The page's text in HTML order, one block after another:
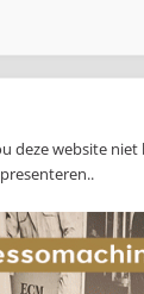
deze website